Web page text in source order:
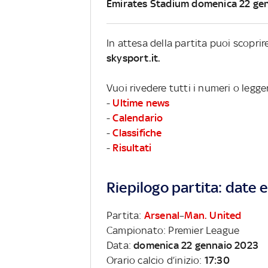
Emirates Stadium domenica 22
In attesa della partita puoi
skysport.it.
Vuoi rivedere tutti i numeri o
- Ultime news
-Calendario
-Classifiche
- Risultati
Riepilogo partita: date
Partita: Arsenal–Man. United
Campionato: Premier League
Data:domenica 22 gennaio 2023
Orario calcio d’inizio: 17:30